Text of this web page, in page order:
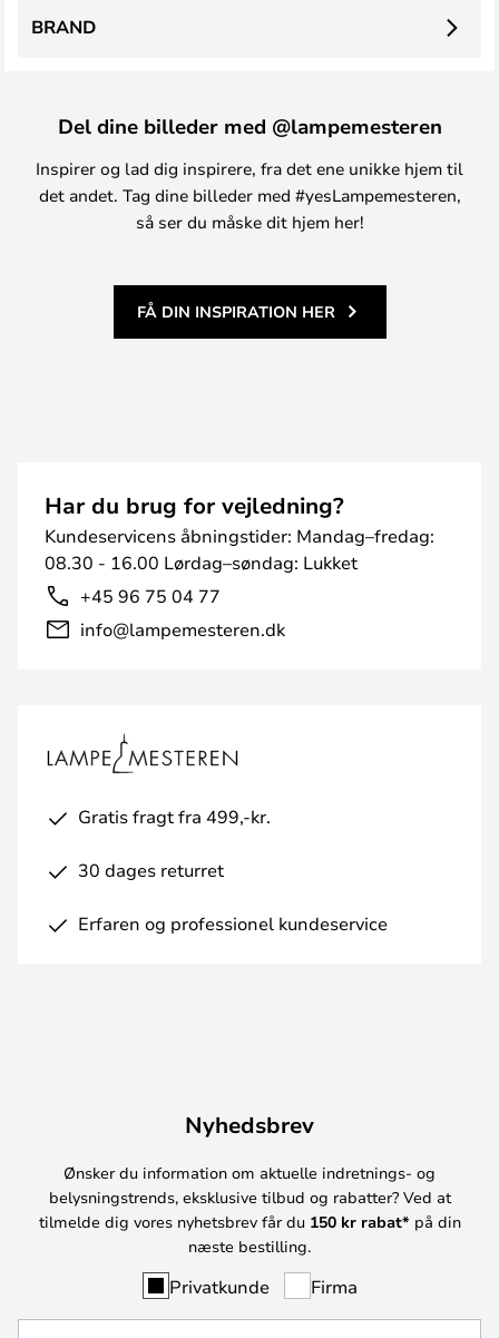
BRAND
Del dine billeder med @lampemesteren
Inspirer og lad dig inspirere, fra det ene unikke hjem til
det andet. Tag dine billeder med #yesLampemesteren,
så ser du måske dit hjem her!
FÅ DIN INSPIRATION HER
Har du brug for vejledning?
Kundeservicens åbningstider: Mandag–fredag:
08.30 - 16.00 Lørdag–søndag: Lukket
+45 96 75 04 77
info@lampemesteren.dk
Gratis fragt fra 499,-kr.
30 dages returret
Erfaren og professionel kundeservice
Nyhedsbrev
Ønsker du information om aktuelle indretnings- og
belysningstrends, eksklusive tilbud og rabatter? Ved at
tilmelde dig vores nyhetsbrev får du 150 kr rabat* på din
næste bestilling.
Privatkunde Firma